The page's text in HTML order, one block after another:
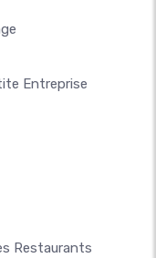
Entreprise
Restaurants